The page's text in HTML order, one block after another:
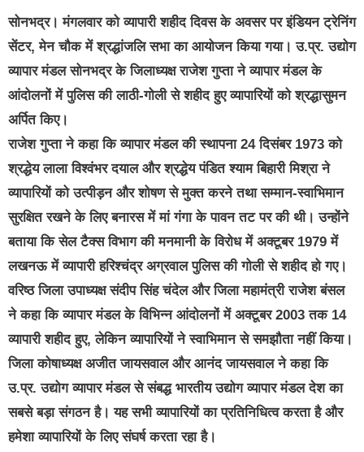
सोनभद्र। मंगलवार को व्यापारी शहीद दिवस के अवसर पर इंडियन ट्रेनिंग
सेंटर, मेन चौक में श्रद्धांजलि सभा का आयोजन किया गया। उ.प्र. उद्योग
व्यापार मंडल सोनभद्र के जिलाध्यक्ष राजेश गुप्ता ने व्यापार मंडल के
आंदोलनों में पुलिस की लाठी-गोली से शहीद हुए व्यापारियों को श्रद्धासुमन
अर्पित किए।
राजेश गुप्ता ने कहा कि व्यापार मंडल की स्थापना 24 दिसंबर 1973 को
श्रद्धेय लाला विश्वंभर दयाल और श्रद्धेय पंडित श्याम बिहारी मिश्रा ने
व्यापारियों को उत्पीड़न और शोषण से मुक्त करने तथा सम्मान-स्वाभिमान
सुरक्षित रखने के लिए बनारस में मां गंगा के पावन तट पर की थी। उन्होंने
बताया कि सेल टैक्स विभाग की मनमानी के विरोध में अक्टूबर 1979 में
लखनऊ में व्यापारी हरिश्चंद्र अग्रवाल पुलिस की गोली से शहीद हो गए।
वरिष्ठ जिला उपाध्यक्ष संदीप सिंह चंदेल और जिला महामंत्री राजेश बंसल
ने कहा कि व्यापार मंडल के विभिन्न आंदोलनों में अक्टूबर 2003 तक 14
व्यापारी शहीद हुए, लेकिन व्यापारियों ने स्वाभिमान से समझौता नहीं किया।
जिला कोषाध्यक्ष अजीत जायसवाल और आनंद जायसवाल ने कहा कि
उ.प्र. उद्योग व्यापार मंडल से संबद्ध भारतीय उद्योग व्यापार मंडल देश का
सबसे बड़ा संगठन है। यह सभी व्यापारियों का प्रतिनिधित्व करता है और
हमेशा व्यापारियों के लिए संघर्ष करता रहा है।